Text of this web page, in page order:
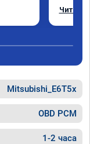
за
1,5
педаль
вреда
Читать
Mitsubishi_E6T5x
OBD PCM
1-2 часа